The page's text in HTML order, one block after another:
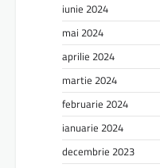
iunie 2024
mai 2024
aprilie 2024
martie 2024
februarie 2024
ianuarie 2024
decembrie 2023